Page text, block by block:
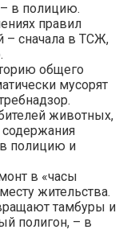
– в полицию.
правил
– сначала в ТСЖ,
общего
мусорят
животных,
полицию и
в «часы
жительства.
тамбуры и
полигон, – в